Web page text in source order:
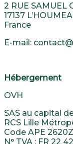
2 RUE SAMUEL
17137
France
E-mail:
Hébergement
OVH
SAS au capital
RCS Lille
Code APE 2620Z
N° TVA : FR 22